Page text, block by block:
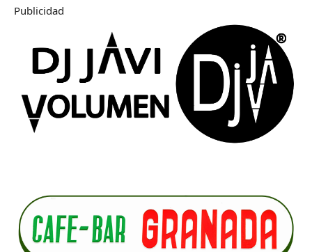
Publicidad